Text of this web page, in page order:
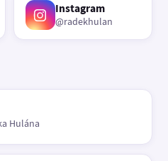
Instagram
@radekhulan
Hulána